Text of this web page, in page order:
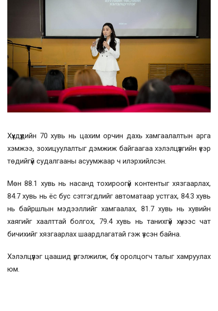
Хүүхдүүдийн 70 хувь нь цахим орчин дахь хамгаалалтын арга
хэмжээ, зохицуулалтыг дэмжиж байгаагаа хэлэлцүүлгийн үеэр
төдийгүй судалгааны асуумжаар ч илэрхийлсэн.
Мөн 88.1 хувь нь насанд тохироогүй контентыг хязгаарлах,
84.7 хувь нь ёс бус сэтгэгдлийг автоматаар устгах, 84.3 хувь
нь байршлын мэдээллийг хамгаалах, 81.7 хувь нь хувийн
хаягийг хаалттай болгох, 79.4 хувь нь танихгүй хүнээс чат
бичихийг хязгаарлах шаардлагатай гэж үзсэн байна.
Хэлэлцүүлэг цаашид үргэлжилж, бүх оролцогч талыг хамруулах
юм.